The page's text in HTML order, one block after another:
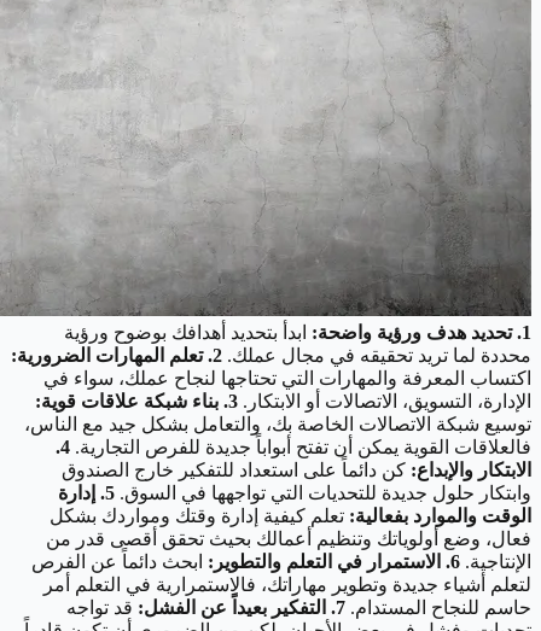
1. تحديد هدف ورؤية واضحة:
ابدأ بتحديد أهدافك بوضوح ورؤية
محددة لما تريد تحقيقه في مجال عملك. 2. تعلم المهارات الضرورية:
اكتساب المعرفة والمهارات التي تحتاجها لنجاح عملك، سواء في
الإدارة، التسويق، الاتصالات أو الابتكار. 3. بناء شبكة علاقات قوية:
توسيع شبكة الاتصالات الخاصة بك، والتعامل بشكل جيد مع الناس،
فالعلاقات القوية يمكن أن تفتح أبواباً جديدة للفرص التجارية.
4.
الابتكار والإبداع: كن دائماً على استعداد للتفكير خارج الصندوق
وابتكار حلول جديدة للتحديات التي تواجهها في السوق.
5. إدارة
الوقت والموارد بفعالية: تعلم كيفية إدارة وقتك ومواردك بشكل
فعال، وضع أولوياتك وتنظيم أعمالك بحيث تحقق أقصى قدر من
الإنتاجية. 6. الاستمرار في التعلم والتطوير:
ابحث دائماً عن الفرص
لتعلم أشياء جديدة وتطوير مهاراتك، فالاستمرارية في التعلم أمر
حاسم للنجاح المستدام. 7. التفكير بعيداً عن الفشل:
قد تواجه